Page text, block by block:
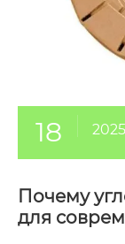
18
Почему
для